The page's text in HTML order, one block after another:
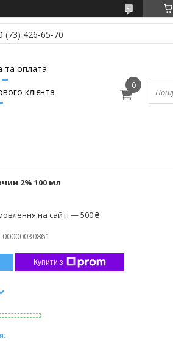
(73) 426-65-70
та оплата
клієнта
2% 100 мл
на сайті — 500 ₴
00000030861
Купити з